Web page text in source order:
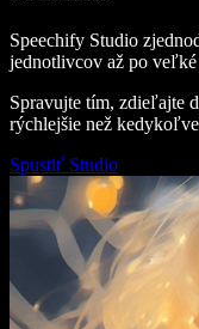
Speechify Studio
jednotlivcov až po
Spravujte tím, zdieľajte
rýchlejšie než
Spustiť Studio